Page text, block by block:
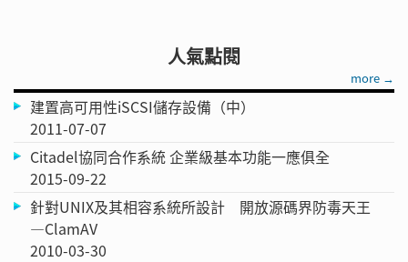
人氣點閱
more →
建置高可用性iSCSI儲存設備（中）
2011-07-07
Citadel協同合作系統 企業級基本功能一應俱全
2015-09-22
針對UNIX及其相容系統所設計 開放源碼界防毒天王
—ClamAV
2010-03-30